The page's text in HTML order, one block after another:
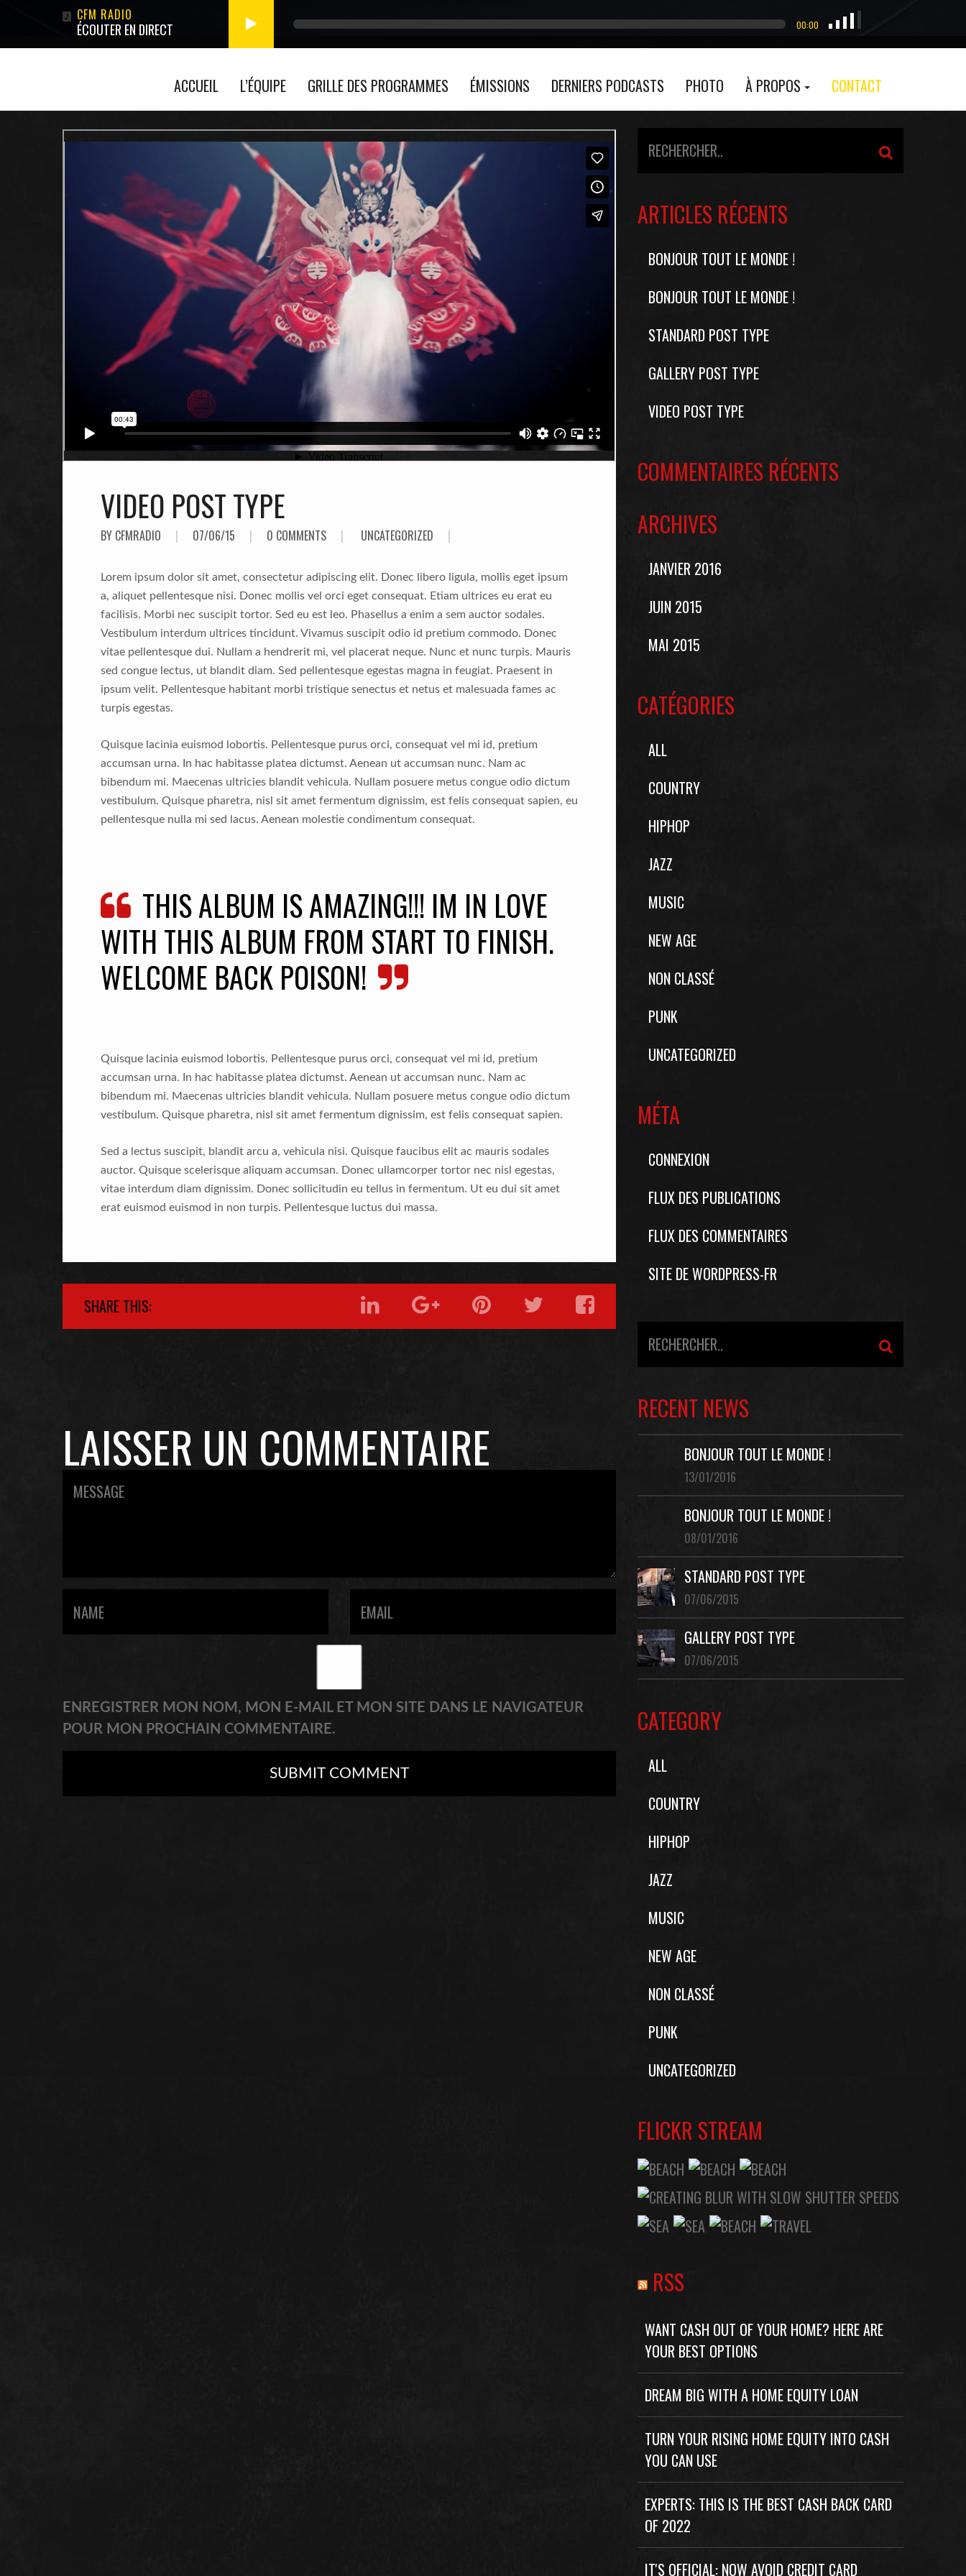
ÉCOUTER EN DIRECT 00:00
ACCUEIL L’ÉQUIPE GRILLE DES PROGRAMMES ÉMISSIONS DERNIERS PODCASTS PHOTO À PROPOS CONTACT
VIDEO POST TYPE
BY CFMRADIO | 07/06/15 | 0 COMMENTS | UNCATEGORIZED |
Lorem ipsum dolor sit amet, consectetur adipiscing elit. Donec libero ligula, mollis eget ipsum
a, aliquet pellentesque nisi. Donec mollis vel orci eget consequat. Etiam ultrices eu erat eu
facilisis. Morbi nec suscipit tortor. Sed eu est leo. Phasellus a enim a sem auctor sodales.
Vestibulum interdum ultrices tincidunt. Vivamus suscipit odio id pretium commodo. Donec
vitae pellentesque dui. Nullam a hendrerit mi, vel placerat neque. Nunc et nunc turpis. Mauris
sed congue lectus, ut blandit diam. Sed pellentesque egestas magna in feugiat. Praesent in
ipsum velit. Pellentesque habitant morbi tristique senectus et netus et malesuada fames ac
turpis egestas.
Quisque lacinia euismod lobortis. Pellentesque purus orci, consequat vel mi id, pretium
accumsan urna. In hac habitasse platea dictumst. Aenean ut accumsan nunc. Nam ac
bibendum mi. Maecenas ultricies blandit vehicula. Nullam posuere metus congue odio dictum
vestibulum. Quisque pharetra, nisl sit amet fermentum dignissim, est felis consequat sapien, eu
pellentesque nulla mi sed lacus. Aenean molestie condimentum consequat.
THIS ALBUM IS AMAZING!!! IM IN LOVE
WITH THIS ALBUM FROM START TO FINISH.
WELCOME BACK POISON!
Quisque lacinia euismod lobortis. Pellentesque purus orci, consequat vel mi id, pretium
accumsan urna. In hac habitasse platea dictumst. Aenean ut accumsan nunc. Nam ac
bibendum mi. Maecenas ultricies blandit vehicula. Nullam posuere metus congue odio dictum
vestibulum. Quisque pharetra, nisl sit amet fermentum dignissim, est felis consequat sapien.
Sed a lectus suscipit, blandit arcu a, vehicula nisi. Quisque faucibus elit ac mauris sodales
auctor. Quisque scelerisque aliquam accumsan. Donec ullamcorper tortor nec nisl egestas,
vitae interdum diam dignissim. Donec sollicitudin eu tellus in fermentum. Ut eu dui sit amet
erat euismod euismod in non turpis. Pellentesque luctus dui massa.
SHARE THIS:
LAISSER UN COMMENTAIRE
ENREGISTRER MON NOM, MON E-MAIL ET MON SITE DANS LE NAVIGATEUR
POUR MON PROCHAIN COMMENTAIRE.
ARTICLES RÉCENTS
BONJOUR TOUT LE MONDE !
BONJOUR TOUT LE MONDE !
STANDARD POST TYPE
GALLERY POST TYPE
VIDEO POST TYPE
COMMENTAIRES RÉCENTS
ARCHIVES
JANVIER 2016
JUIN 2015
MAI 2015
CATÉGORIES
ALL
COUNTRY
HIPHOP
JAZZ
MUSIC
NEW AGE
NON CLASSÉ
PUNK
UNCATEGORIZED
MÉTA
CONNEXION
FLUX DES PUBLICATIONS
FLUX DES COMMENTAIRES
SITE DE WORDPRESS-FR
RECENT NEWS
BONJOUR TOUT LE MONDE !
13/01/2016
BONJOUR TOUT LE MONDE !
08/01/2016
STANDARD POST TYPE
07/06/2015
GALLERY POST TYPE
07/06/2015
CATEGORY
ALL
COUNTRY
HIPHOP
JAZZ
MUSIC
NEW AGE
NON CLASSÉ
PUNK
UNCATEGORIZED
FLICKR STREAM
RSS
WANT CASH OUT OF YOUR HOME? HERE ARE
YOUR BEST OPTIONS
DREAM BIG WITH A HOME EQUITY LOAN
TURN YOUR RISING HOME EQUITY INTO CASH
YOU CAN USE
EXPERTS: THIS IS THE BEST CASH BACK CARD
OF 2022
IT'S OFFICIAL: NOW AVOID CREDIT CARD